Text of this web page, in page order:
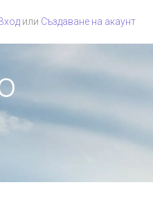
или Създаване на акаунт